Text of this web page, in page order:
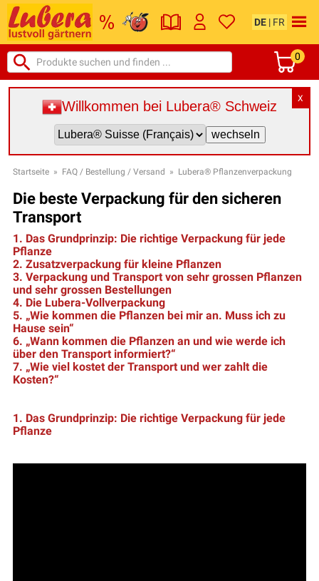
DE | FR
0
X
Willkommen bei Lubera® Schweiz
Startseite » FAQ / Bestellung / Versand » Lubera® Pflanzenverpackung
Die beste Verpackung für den sicheren
Transport
1. Das Grundprinzip: Die richtige Verpackung für jede
Pflanze
2. Zusatzverpackung für kleine Pflanzen
3. Verpackung und Transport von sehr grossen Pflanzen
und sehr grossen Bestellungen
4. Die Lubera-Vollverpackung
5. „Wie kommen die Pflanzen bei mir an. Muss ich zu
Hause sein“
6. „Wann kommen die Pflanzen an und wie werde ich
über den Transport informiert?“
7. „Wie viel kostet der Transport und wer zahlt die
Kosten?“
1. Das Grundprinzip: Die richtige Verpackung für jede
Pflanze